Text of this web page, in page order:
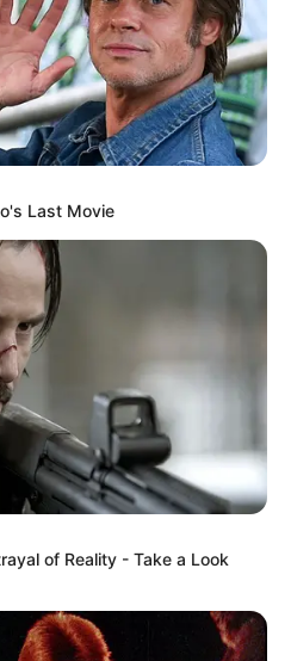
Last Movie
of Reality - Take a Look